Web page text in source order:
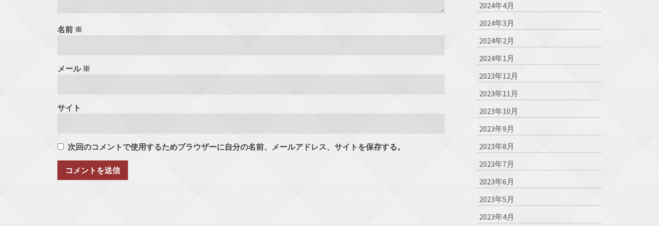
名前 ※
メール ※
サイト
次回のコメントで使用するためブラウザーに自分の名前、メールアドレス、サイトを保存する。
2024年4月
2024年3月
2024年2月
2024年1月
2023年12月
2023年11月
2023年10月
2023年9月
2023年8月
2023年7月
2023年6月
2023年5月
2023年4月